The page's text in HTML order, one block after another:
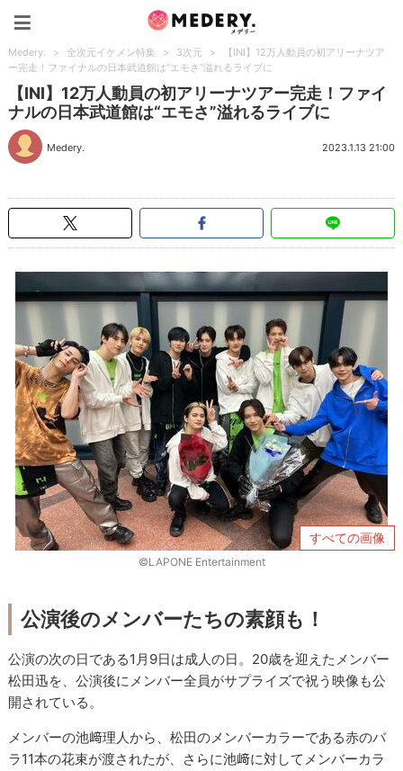
Medery. > 全次元イケメン特集 > 3次元 >
【INI】12万人動員の初アリーナツア
ー完走！ファイナルの日本武道館は“エモさ”溢れるライブに
【INI】12万人動員の初アリーナツアー完走！ファイ
ナルの日本武道館は“エモさ”溢れるライブに
Medery. 2023.1.13 21:00
すべての画像
©LAPONE Entertainment
公演後のメンバーたちの素顔も！
公演の次の日である1月9日は成人の日。20歳を迎えたメンバー
松田迅を、公演後にメンバー全員がサプライズで祝う映像も公
開されている。
メンバーの池﨑理人から、松田のメンバーカラーである赤のバ
ラ11本の花束が渡されたが、さらに池﨑に対してメンバーカラ